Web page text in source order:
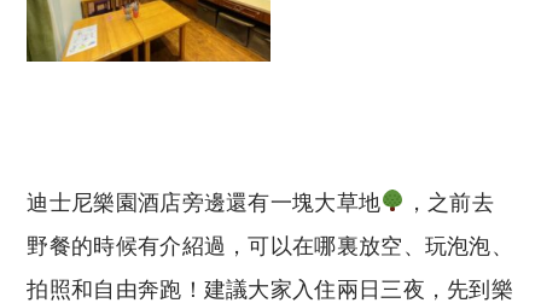
迪士尼樂園酒店旁邊還有一塊大草地
，之前去
野餐的時候有介紹過，可以在哪裏放空、玩泡泡、
拍照和自由奔跑！建議大家入住兩日三夜，先到樂